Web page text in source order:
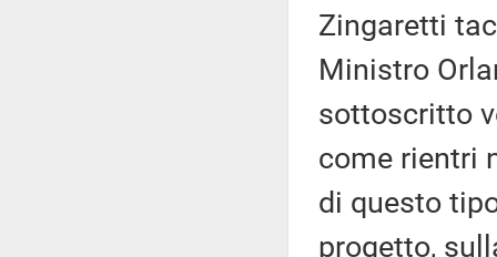
Zingaretti
Ministro
sottoscritto
come rientri
di questo
progetto,